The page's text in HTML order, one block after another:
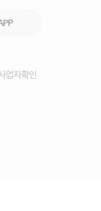
업자확인